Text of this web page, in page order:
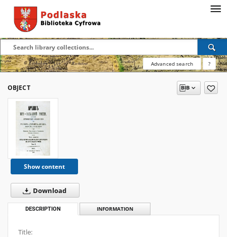
Advanced search ?
OBJECT
Show content
Download
DESCRIPTION INFORMATION
Title: